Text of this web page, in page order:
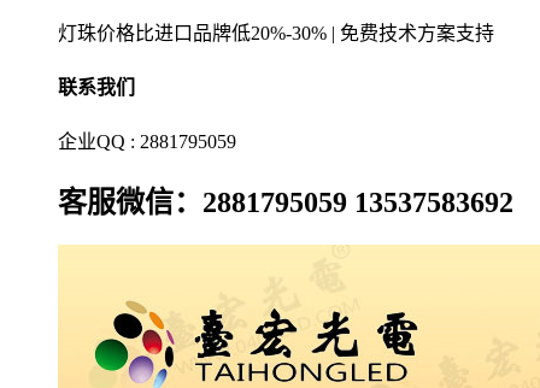
灯珠价格比进口品牌低20%-30% | 免费技术方案支持
联系我们
企业QQ : 2881795059
客服微信：2881795059 13537583692